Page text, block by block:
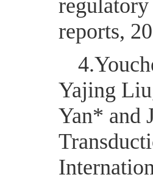
reports,
4.
Yajing
Yan* and